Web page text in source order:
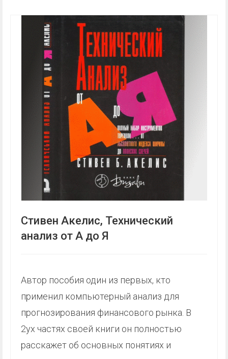
Стивен Акелис, Технический
анализ от А до Я
Автор пособия один из первых, кто
применил компьютерный анализ для
прогнозирования финансового рынка. В
2ух частях своей книги он полностью
расскажет об основных понятиях и